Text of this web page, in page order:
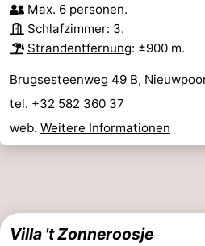
Max. 6 personen.
Schlafzimmer: 3.
Strandentfernung: ±900 m.
Brugsesteenweg 49 B,
tel. +32 582 360 37
web. Weitere Informationen
Villa 't Zonneroosje